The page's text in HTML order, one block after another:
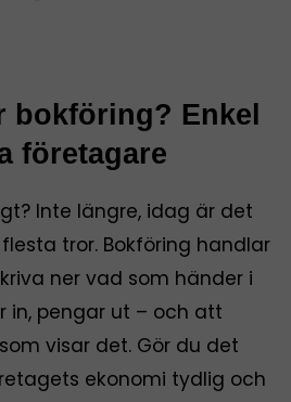
bokföring? Enkel
företagare
Inte längre, idag är det
tror. Bokföring handlar
ner vad som händer i
in, pengar ut – och att
visar det. Gör du det
ekonomi tydlig och